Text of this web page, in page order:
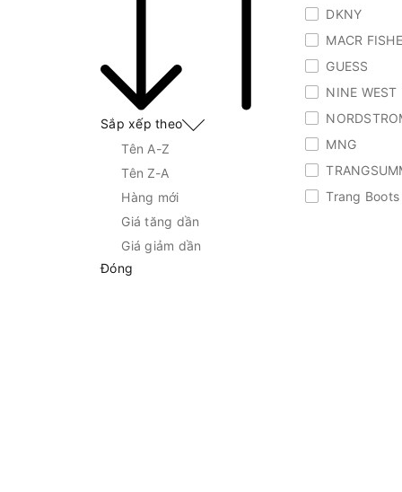
Sắp xếp theo
Tên A-Z
Tên Z-A
Hàng mới
Giá tăng dần
Giá giảm dần
Đóng
DKNY
MACR
GUESS
NINE WEST
MNG
Trang Boots